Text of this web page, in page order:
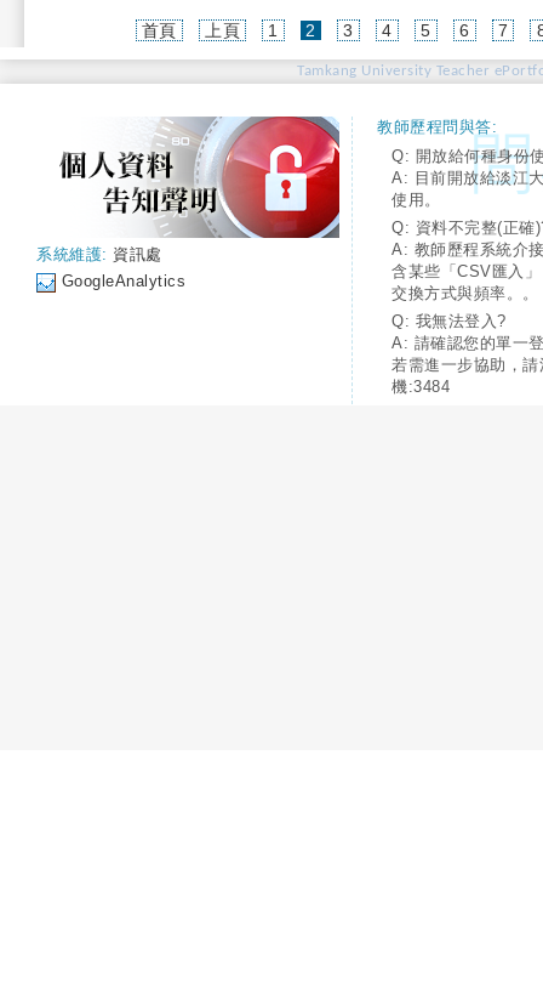
首頁 上頁 1 2 (current)
3 4 5 6 7
Tamkang University Teacher
系統維護: 資訊處
GoogleAnalytics
教師歷程問與答:
Q: 開放給何種身份
A: 目前開放給淡江
使用。
Q: 資料不完整(正確
A: 教師歷程系統介
含某些「CSV匯入
交換方式與頻率。。
Q: 我無法登入?
A: 請確認您的單一
若需進一步協助，
機:3484